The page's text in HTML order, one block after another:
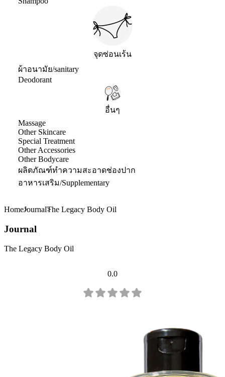
จุดซ่อนเร้น
ผ้าอนามัย/sanitary
Deodorant
อื่นๆ
Massage
Other Skincare
Special Treatment
Other Accessories
Other Bodycare
ผลิตภัณฑ์ทำความสะอาดช่องปาก
อาหารเสริม/Supplementary
HomeJournalThe Legacy Body Oil
Journal
The Legacy Body Oil
0.0